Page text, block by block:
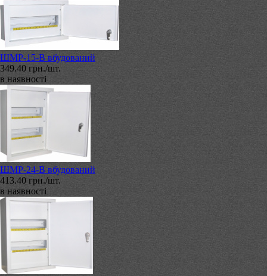
ШМР-15-В вбудований
349.40 грн./шт.
в наявності
ШМР-24-В вбудований
413.40 грн./шт.
в наявності